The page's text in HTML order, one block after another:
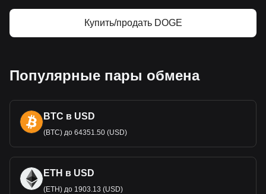
Купить/продать DOGE
Популярные пары обмена
BTC в USD
(BTC) до 64351.50 (USD)
ETH в USD
(ETH) до 1903.13 (USD)